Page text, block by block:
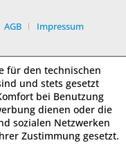
AGB Impressum
für den technischen
und stets gesetzt
bei Benutzung
dienen oder die
sozialen Netzwerken
Zustimmung gesetzt.